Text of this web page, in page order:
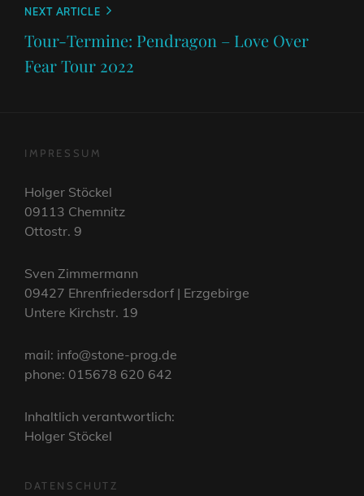
Next
NEXT ARTICLE
Tour-Termine: Pendragon – Love Over
Fear Tour 2022
IMPRESSUM
Holger Stöckel
09113 Chemnitz
Ottostr. 9
Sven Zimmermann
09427 Ehrenfriedersdorf | Erzgebirge
Untere Kirchstr. 19
mail: info@stone-prog.de
phone: 015678 620 642
Inhaltlich verantwortlich:
Holger Stöckel
DATENSCHUTZ